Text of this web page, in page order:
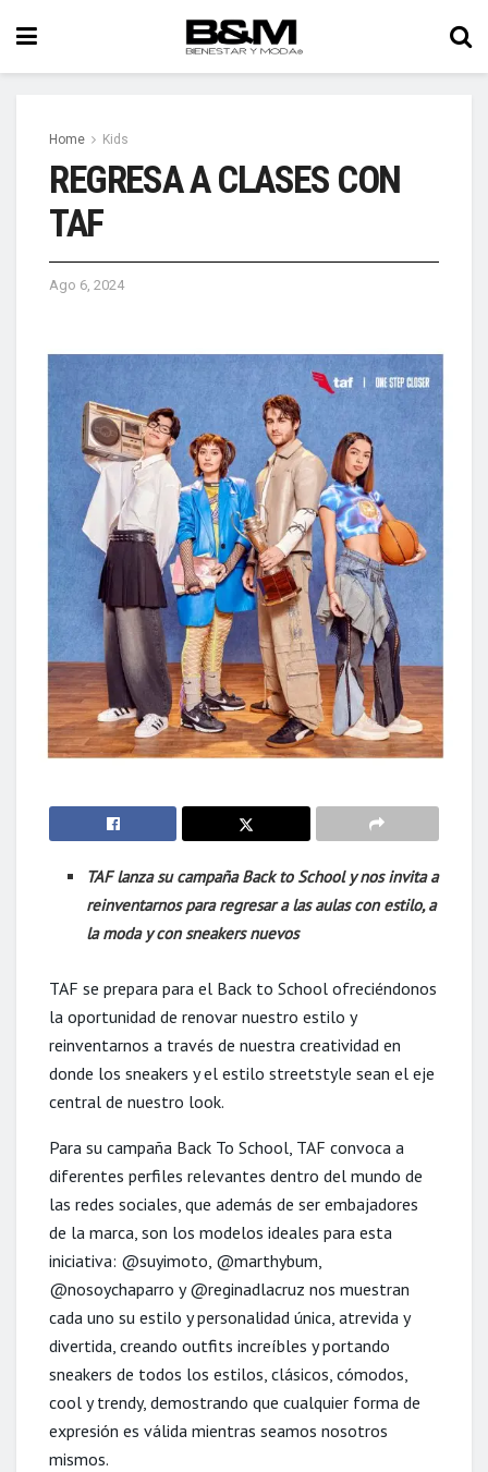
Home Kids
REGRESA A CLASES CON
TAF
Ago 6, 2024
TAF lanza su campaña Back to School y nos invita a
reinventarnos para regresar a las aulas con estilo, a
la moda y con sneakers nuevos
TAF se prepara para el Back to School ofreciéndonos
la oportunidad de renovar nuestro estilo y
reinventarnos a través de nuestra creatividad en
donde los sneakers y el estilo streetstyle sean el eje
central de nuestro look.
Para su campaña Back To School, TAF convoca a
diferentes perfiles relevantes dentro del mundo de
las redes sociales, que además de ser embajadores
de la marca, son los modelos ideales para esta
iniciativa: @suyimoto, @marthybum,
@nosoychaparro y @reginadlacruz nos muestran
cada uno su estilo y personalidad única, atrevida y
divertida, creando outfits increíbles y portando
sneakers de todos los estilos, clásicos, cómodos,
cool y trendy, demostrando que cualquier forma de
expresión es válida mientras seamos nosotros
mismos.